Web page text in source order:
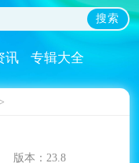
搜索
讯 专辑大全
版本：23.8